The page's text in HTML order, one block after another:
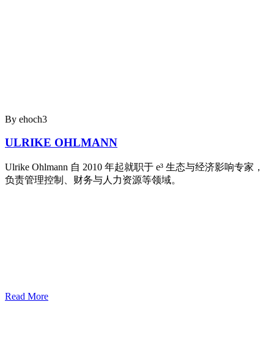
By ehoch3
ULRIKE OHLMANN
Ulrike Ohlmann 自 2010 年起就职于 e³ 生态与经济影响专家，
负责管理控制、财务与人力资源等领域。
Read More